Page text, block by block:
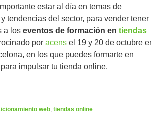
estar al día en temas de
tendencias del sector, para vender tener
a los eventos de formación en tiendas
por acensel 19 y 20 de octubre
en los que puedes formarte en
impulsar tu tienda online.
web, tiendas online